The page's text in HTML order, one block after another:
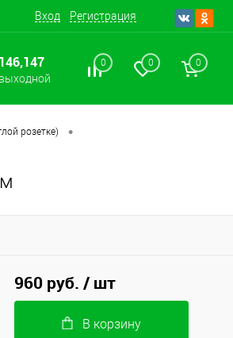
Вход Регистрация
0 0 0
розетке) •
960 руб. / шт
В корзину